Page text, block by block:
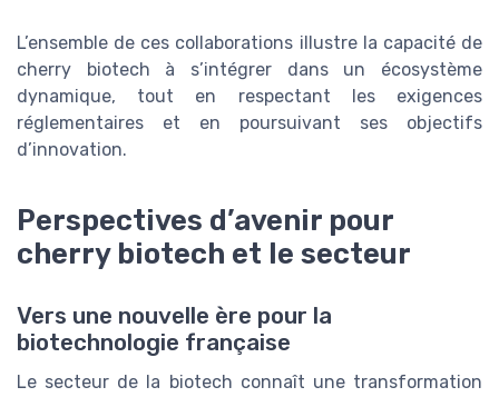
L’ensemble de ces collaborations illustre la capacité de
cherry biotech à s’intégrer dans un écosystème
dynamique, tout en respectant les exigences
réglementaires et en poursuivant ses objectifs
d’innovation.
Perspectives d’avenir pour
cherry biotech et le secteur
Vers une nouvelle ère pour la
biotechnologie française
Le secteur de la biotech connaît une transformation